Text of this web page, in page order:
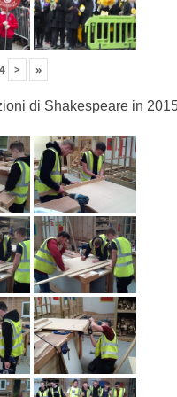
4 > »
di Shakespeare in